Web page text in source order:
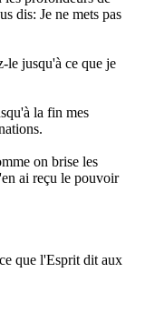
dis: Je ne mets pas
le jusqu'à ce que je
la fin mes
on brise les
ai reçu le pouvoir
que l'Esprit dit aux